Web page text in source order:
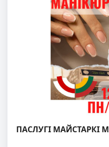
ПАСЛУГІ МАЙСТАРКІ